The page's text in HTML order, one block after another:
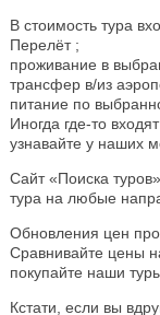
В стоимость тура
Перелёт ;
проживание в
трансфер в/из
питание по
Иногда где-то
узнавайте у наших
Сайт «Поиска
тура на любые
Обновления цен
Сравнивайте цены
покупайте наши
Кстати, если вы